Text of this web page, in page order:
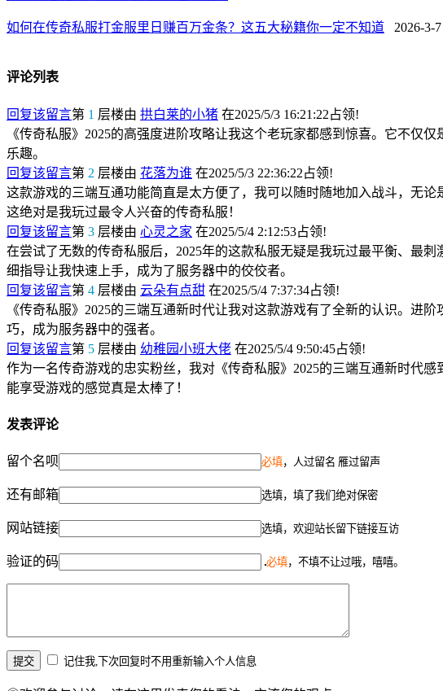
如何在传奇私服打金服里日赚百万金条？这五大秘籍你一定不知道 2026-3-7
评论列表
回复该留言第 1 层楼由 拱白莱的小猪 在2025/5/3 16:21:22占领!
《传奇私服》2025的高强度进阶攻略让我这个老玩家都感到惊喜。它不仅
乐趣。
回复该留言第 2 层楼由 花落为谁 在2025/5/3 22:36:22占领!
这款游戏的三端互通功能简直是太方便了，我可以随时随地加入战斗，无
这绝对是我玩过最令人兴奋的传奇私服！
回复该留言第 3 层楼由 心灵之家 在2025/5/4 2:12:53占领!
在尝试了无数的传奇私服后，2025年的这款私服无疑是我玩过最平衡、最
细指导让我快速上手，成为了服务器中的佼佼者。
回复该留言第 4 层楼由 云朵有点甜 在2025/5/4 7:37:34占领!
《传奇私服》2025的三端互通新时代让我对这款游戏有了全新的认识。进
巧，成为服务器中的强者。
回复该留言第 5 层楼由 幼稚园小班大佬 在2025/5/4 9:50:45占领!
作为一名传奇游戏的忠实粉丝，我对《传奇私服》2025的三端互通新时代
能享受游戏的感觉真是太棒了！
发表评论
留个名呗 必填，人过留名 雁过留声
还有邮箱 选填，填了我们绝对保密
网站链接 选填，欢迎站长留下链接互访
验证的码 必填，不填不让过哦，嘻嘻。
记住我,下次回复时不用重新输入个人信息